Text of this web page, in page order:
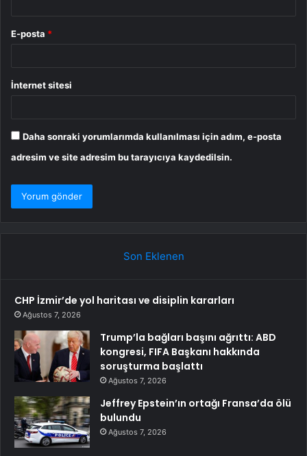
E-posta *
İnternet sitesi
Daha sonraki yorumlarımda kullanılması için adım, e-posta
adresim ve site adresim bu tarayıcıya kaydedilsin.
Son Eklenen
CHP İzmir’de yol haritası ve disiplin kararları
Ağustos 7, 2026
Trump’la bağları başını ağrıttı: ABD
kongresi, FIFA Başkanı hakkında
soruşturma başlattı
Ağustos 7, 2026
Jeffrey Epstein’ın ortağı Fransa’da ölü
bulundu
Ağustos 7, 2026